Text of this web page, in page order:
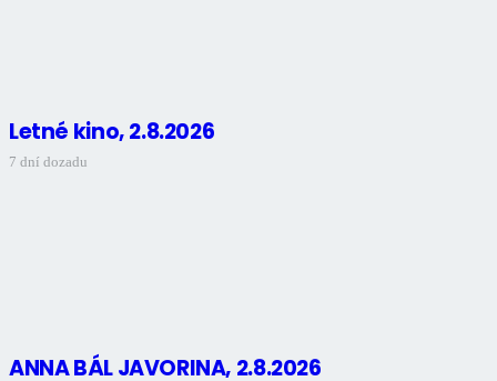
Letné kino, 2.8.2026
7 dní dozadu
ANNA BÁL JAVORINA, 2.8.2026